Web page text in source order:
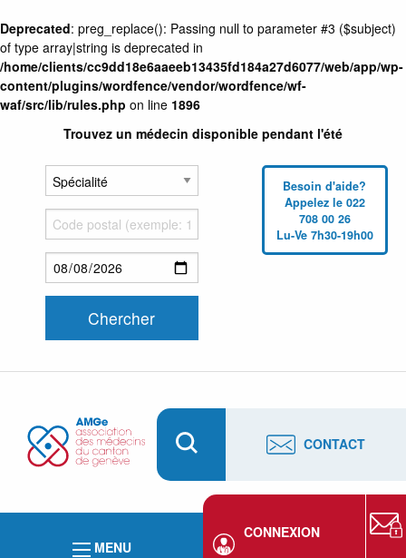
Deprecated: preg_replace(): Passing null to parameter #3 ($subject)
of type array|string is deprecated in
/home/clients/cc9dd18e6aaeeb13435fd184a27d6077/web/app/wp-
content/plugins/wordfence/vendor/wordfence/wf-
waf/src/lib/rules.php on line 1896
Trouvez un médecin disponible pendant l'été
Besoin d'aide?
Appelez le 022
708 00 26
Lu-Ve 7h30-19h00
CONTACT
MENU
CONNEXION